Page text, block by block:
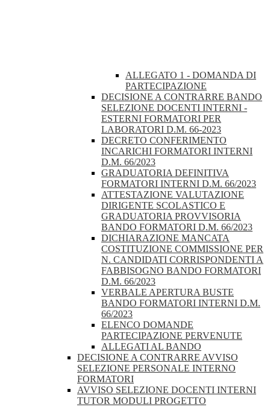
ALLEGATO 1 - DOMANDA DI
PARTECIPAZIONE
DECISIONE A CONTRARRE BANDO
SELEZIONE DOCENTI INTERNI -
ESTERNI FORMATORI PER
LABORATORI D.M. 66-2023
DECRETO CONFERIMENTO
INCARICHI FORMATORI INTERNI
D.M. 66/2023
GRADUATORIA DEFINITIVA
FORMATORI INTERNI D.M. 66/2023
ATTESTAZIONE VALUTAZIONE
DIRIGENTE SCOLASTICO E
GRADUATORIA PROVVISORIA
BANDO FORMATORI D.M. 66/2023
DICHIARAZIONE MANCATA
COSTITUZIONE COMMISSIONE PER
N. CANDIDATI CORRISPONDENTI A
FABBISOGNO BANDO FORMATORI
D.M. 66/2023
VERBALE APERTURA BUSTE
BANDO FORMATORI INTERNI D.M.
66/2023
ELENCO DOMANDE
PARTECIPAZIONE PERVENUTE
ALLEGATI AL BANDO
DECISIONE A CONTRARRE AVVISO
SELEZIONE PERSONALE INTERNO
FORMATORI
AVVISO SELEZIONE DOCENTI INTERNI
TUTOR MODULI PROGETTO